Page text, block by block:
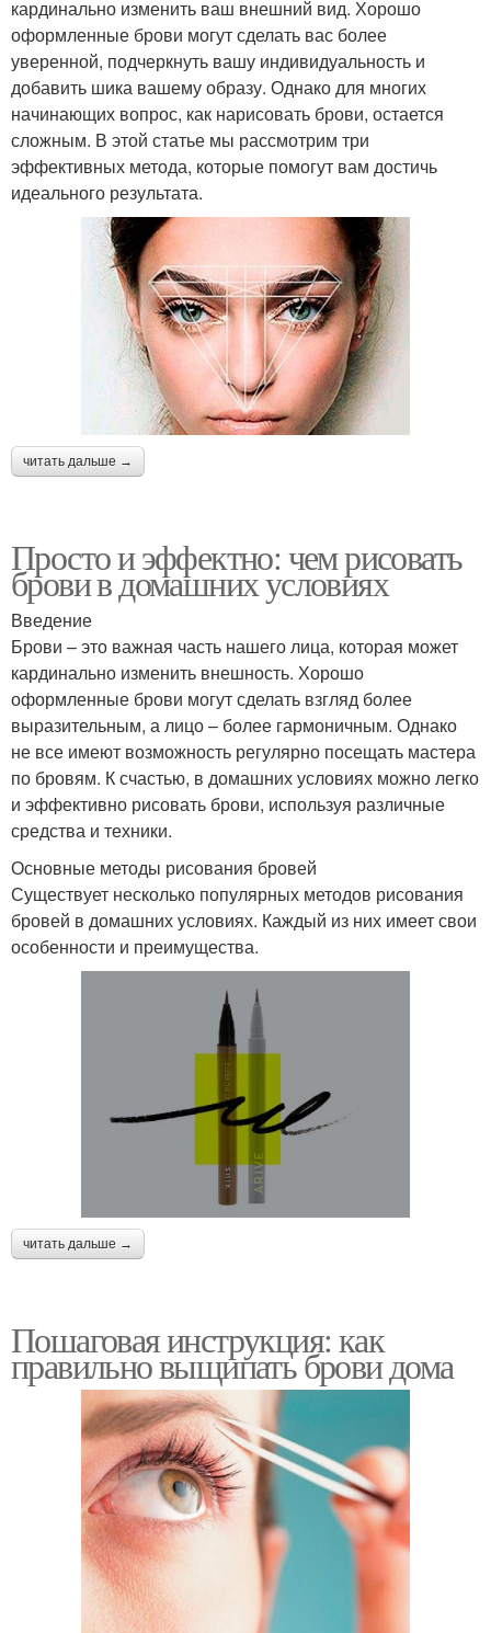
кардинально изменить ваш внешний вид. Хорошо
оформленные брови могут сделать вас более
уверенной, подчеркнуть вашу индивидуальность и
добавить шика вашему образу. Однако для многих
начинающих вопрос, как нарисовать брови, остается
сложным. В этой статье мы рассмотрим три
эффективных метода, которые помогут вам достичь
идеального результата.
читать дальше →
Просто и эффектно: чем рисовать
брови в домашних условиях
Введение
Брови – это важная часть нашего лица, которая может
кардинально изменить внешность. Хорошо
оформленные брови могут сделать взгляд более
выразительным, а лицо – более гармоничным. Однако
не все имеют возможность регулярно посещать мастера
по бровям. К счастью, в домашних условиях можно легко
и эффективно рисовать брови, используя различные
средства и техники.
Основные методы рисования бровей
Существует несколько популярных методов рисования
бровей в домашних условиях. Каждый из них имеет свои
особенности и преимущества.
читать дальше →
Пошаговая инструкция: как
правильно выщипать брови дома